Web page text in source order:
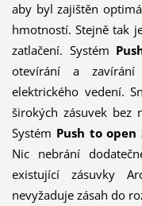
aby byl zajištěn
hmotností. Stejně tak
zatlačení. Systém
otevírání a
elektrického vedení.
širokých zásuvek bez
Systém Push to open
Nic nebrání
existující zásuvky
nevyžaduje zásah do